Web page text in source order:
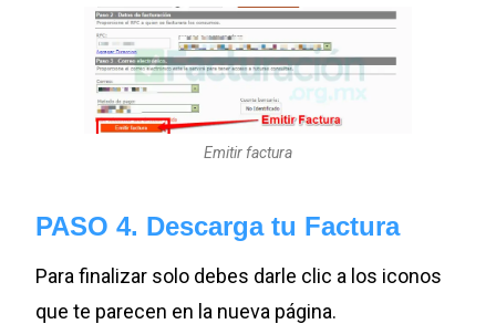
Emitir factura
PASO 4. Descarga tu Factura
Para finalizar solo debes darle clic a los iconos
que te parecen en la nueva página.